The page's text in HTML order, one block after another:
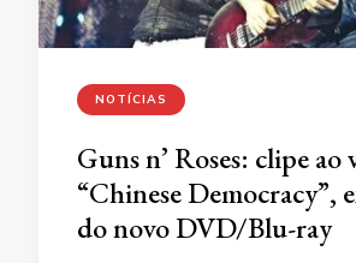
NOTÍCIAS
Guns n’ Roses: clipe ao
“Chinese Democracy”,
do novo DVD/Blu-ray